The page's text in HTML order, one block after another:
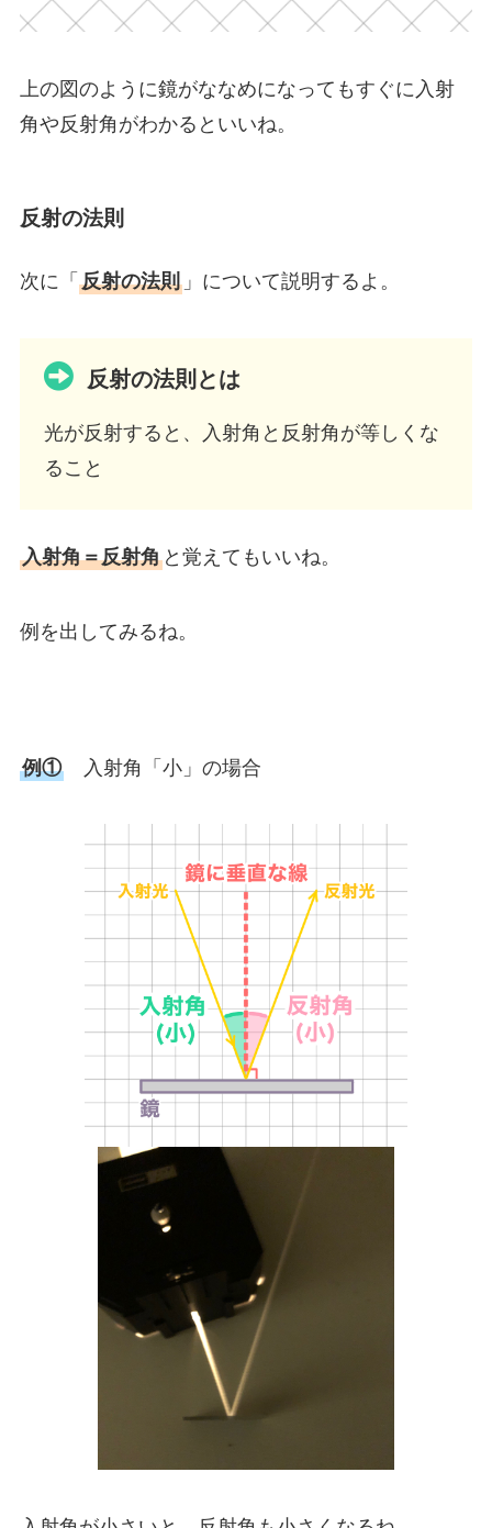
上の図のように鏡がななめになってもすぐに入射
角や反射角がわかるといいね。
反射の法則
次に「 反射の法則」について説明するよ。
反射の法則とは
光が反射すると、入射角と反射角が等しくな
ること
入射角＝反射角と覚えてもいいね。
例を出してみるね。
例①入射角「小」の場合